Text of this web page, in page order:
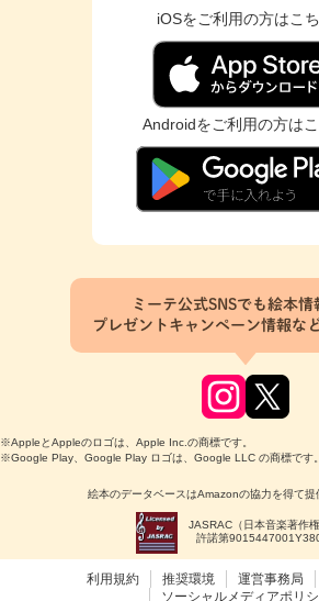
iOSをご利用の方はこ
Androidをご利用の方は
ミーテ公式SNSでも絵本情
プレゼントキャンペーン情報な
※AppleとAppleのロゴは、Apple Inc.の商標です。
※Google Play、Google Play ロゴは、Google LLC の商標です。
絵本のデータベースはAmazonの協力を得て提
JASRAC（日本音楽著作権
許諾第
利用規約 推奨環境 運営事務局
ソーシャルメディアポリ